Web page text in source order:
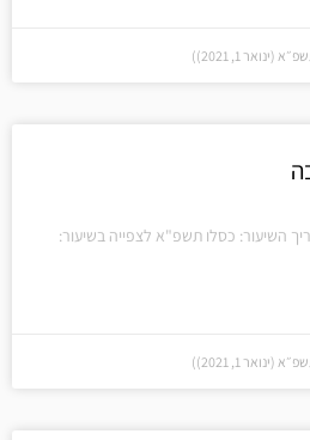
1, 2021))
השיעור: כסלו תשפ"א לצפייה בשיעור:
1, 2021))